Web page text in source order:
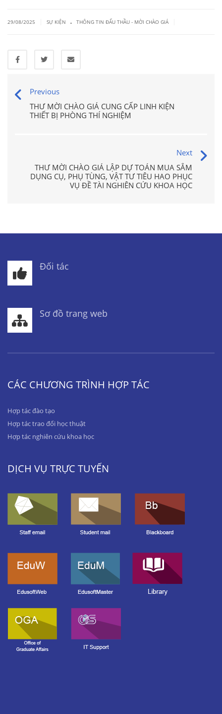
29/08/2025 SỰ KIỆN . THÔNG TIN ĐẤU THẦU - MỜI CHÀO GIÁ
Previous
THƯ MỜI CHÀO GIÁ CUNG CẤP LINH KIỆN
THIẾT BỊ PHÒNG THÍ NGHIỆM
Next
THƯ MỜI CHÀO GIÁ LẬP DỰ TOÁN MUA SẮM
DỤNG CỤ, PHỤ TÙNG, VẬT TƯ TIÊU HAO PHỤC
VỤ ĐỀ TÀI NGHIÊN CỨU KHOA HỌC
Đối tác
Sơ đồ trang web
CÁC CHƯƠNG TRÌNH HỢP TÁC
Hợp tác đào tạo
Hợp tác trao đổi học thuật
Hợp tác nghiên cứu khoa học
DỊCH VỤ TRỰC TUYẾN